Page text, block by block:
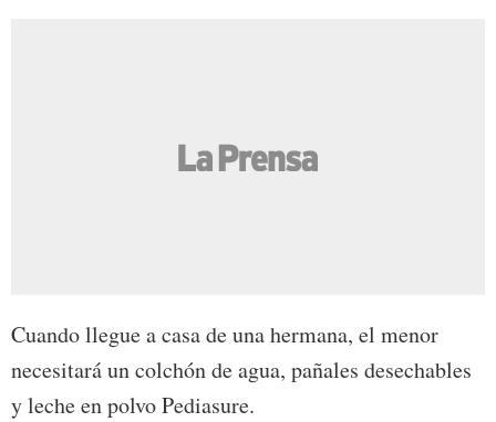
Cuando llegue a casa de una hermana, el menor
necesitará un colchón de agua, pañales desechables
y leche en polvo Pediasure.